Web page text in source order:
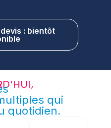
: bientôt
qui
quotidien.